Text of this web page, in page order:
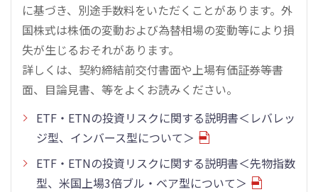
に基づき、別途手数料をいただくことがあります。外
国株式は株価の変動および為替相場の変動等により損
失が生じるおそれがあります。
詳しくは、契約締結前交付書面や上場有価証券等書
面、目論見書、等をよくお読みください。
ETF・ETNの投資リスクに関する説明書＜レバレッ
ジ型、インバース型について＞
ETF・ETNの投資リスクに関する説明書＜先物指数
型、米国上場3倍ブル・ベア型について＞